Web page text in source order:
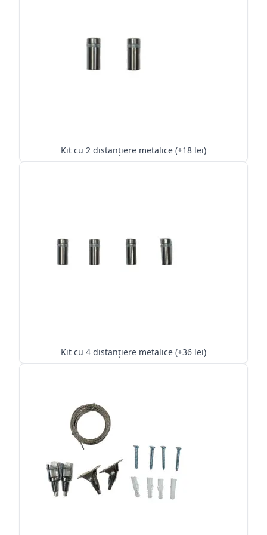
Kit cu 2 distanțiere metalice (+18 lei)
Kit cu 4 distanțiere metalice (+36 lei)